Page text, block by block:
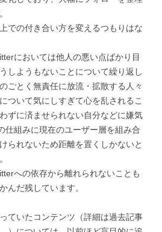
での付き合い方を変えるつもりはな
においては他人の悪い点ばかり目
しようもないことについて繰り返し
ごとく無責任に放流・拡散する人々
ついて気にしすぎて心を乱されるこ
ずに済ませられない自分などに嫌気
仕組みに現在のユーザー層を組み合
られないため距離を置くしかないと
への依存から離れられないことも
んだ残しています。
ていたコンテンツ（詳細は過去記事